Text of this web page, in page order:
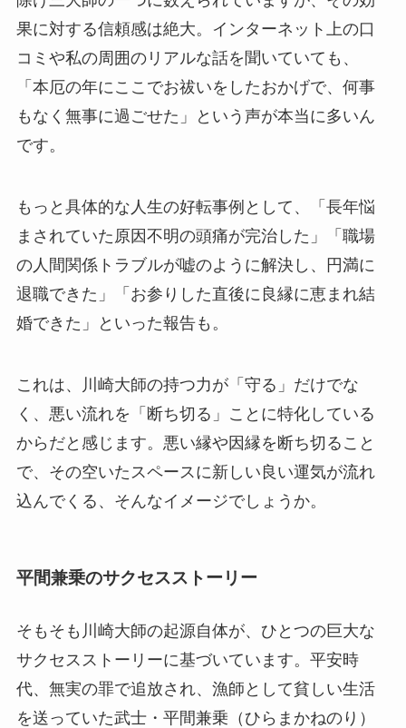
果に対する信頼感は絶大。インターネット上の口
コミや私の周囲のリアルな話を聞いていても、
「本厄の年にここでお祓いをしたおかげで、何事
もなく無事に過ごせた」という声が本当に多いん
です。
もっと具体的な人生の好転事例として、「長年悩
まされていた原因不明の頭痛が完治した」「職場
の人間関係トラブルが嘘のように解決し、円満に
退職できた」「お参りした直後に良縁に恵まれ結
婚できた」といった報告も。
これは、川崎大師の持つ力が「守る」だけでな
く、悪い流れを「断ち切る」ことに特化している
からだと感じます。悪い縁や因縁を断ち切ること
で、その空いたスペースに新しい良い運気が流れ
込んでくる、そんなイメージでしょうか。
平間兼乗のサクセスストーリー
そもそも川崎大師の起源自体が、ひとつの巨大な
サクセスストーリーに基づいています。平安時
代、無実の罪で追放され、漁師として貧しい生活
を送っていた武士・平間兼乗（ひらまかねのり）